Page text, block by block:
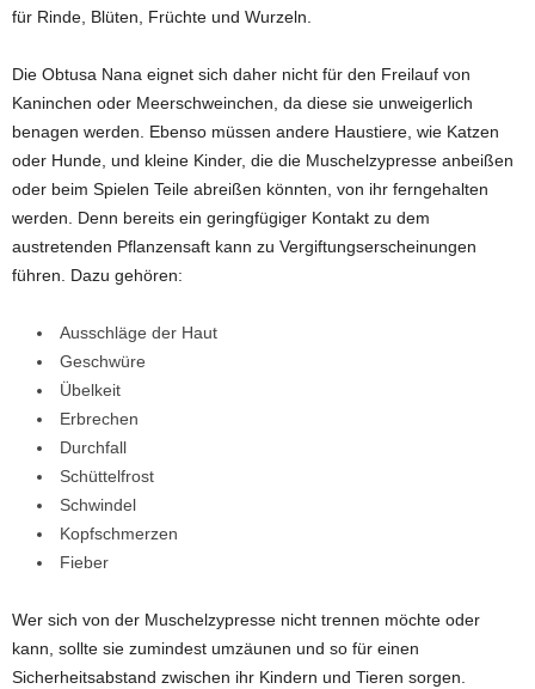
für Rinde, Blüten, Früchte und Wurzeln.
Die Obtusa Nana eignet sich daher nicht für den Freilauf von
Kaninchen oder Meerschweinchen, da diese sie unweigerlich
benagen werden. Ebenso müssen andere Haustiere, wie Katzen
oder Hunde, und kleine Kinder, die die Muschelzypresse anbeißen
oder beim Spielen Teile abreißen könnten, von ihr ferngehalten
werden. Denn bereits ein geringfügiger Kontakt zu dem
austretenden Pflanzensaft kann zu Vergiftungserscheinungen
führen. Dazu gehören:
Ausschläge der Haut
Geschwüre
Übelkeit
Erbrechen
Durchfall
Schüttelfrost
Schwindel
Kopfschmerzen
Fieber
Wer sich von der Muschelzypresse nicht trennen möchte oder
kann, sollte sie zumindest umzäunen und so für einen
Sicherheitsabstand zwischen ihr Kindern und Tieren sorgen.